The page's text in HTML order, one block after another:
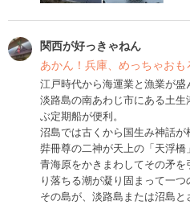
関西が好っきゃねん
あかん！兵庫、めっちゃおも
江戸時代から海運業と漁業が盛
淡路島の南あわじ市にある土
ぶ定期船が便利。
沼島では古くから国生み神話
弉冊尊の二神が天上の「天浮橋
青海原をかきまわしてその矛
り落ちる潮が凝り固まって一つ
その島が、淡路島または沼島と